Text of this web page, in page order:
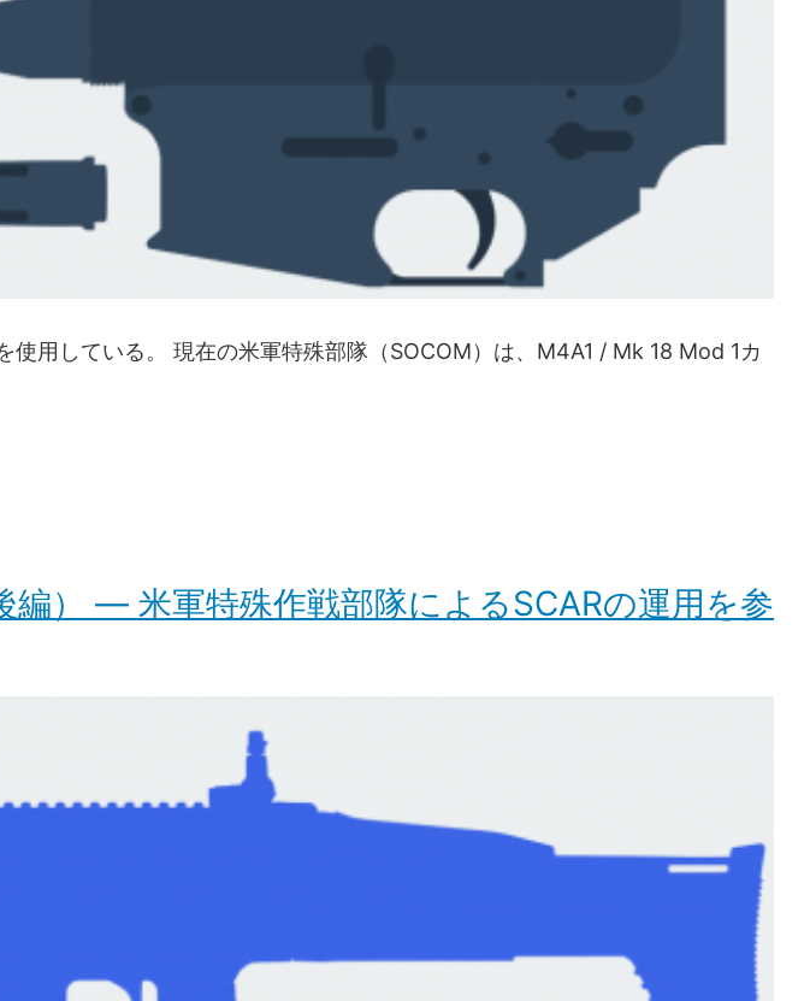
用している。 現在の米軍特殊部隊（SOCOM）は、M4A1 / Mk 18 Mod 1カ
） ― 米軍特殊作戦部隊によるSCARの運用を参